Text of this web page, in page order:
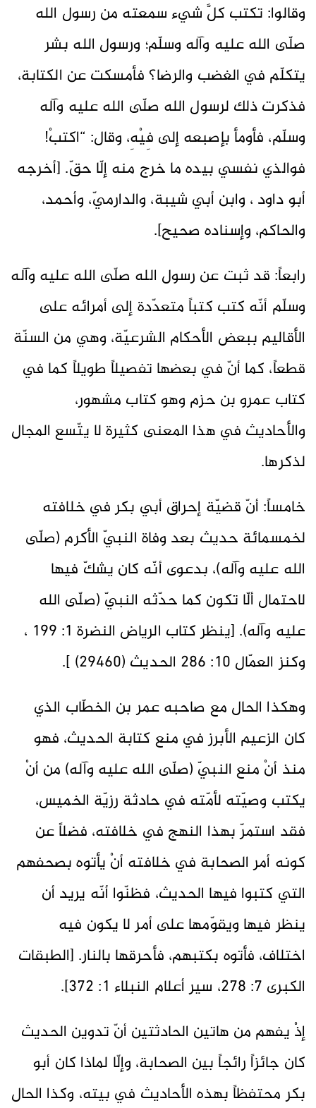
وقالوا: تكتب كلَّ شيء سمعته من رسول الله
صلّى الله عليه وآله وسلّم؛ ورسول الله بشر
يتكلّم في الغضب والرضا؟ فأمسكت عن الكتابة،
فذكرت ذلك لرسول الله صلّى الله عليه وآله
وسلّم، فأومأ بإصبعه إلى فِيْهِ، وقال: “اكتبْ!
فوالذي نفسي بيده ما خرج منه إلّا حقّ. [أخرجه
أبو داود ، وابن أبي شيبة، والدارميّ، وأحمد،
والحاكم، وإسناده صحيح].
رابعاً: قد ثبت عن رسول الله صلّى الله عليه وآله
وسلّم أنّه كتب كتباً متعدّدة إلى أمرائه على
الأقاليم ببعض الأحكام الشرعيّة، وهي من السنّة
قطعاً، كما أنّ في بعضها تفصيلاً طويلاً كما في
كتاب عمرو بن حزم وهو كتاب مشهور،
والأحاديث في هذا المعنى كثيرة لا يتّسع المجال
لذكرها.
خامساً: أنّ قضيّة إحراق أبي بكر في خلافته
لخمسمائة حديث بعد وفاة النبيّ الأكرم (صلّى
الله عليه وآله)، بدعوى أنّه كان يشكّ فيها
لاحتمال ألّا تكون كما حدّثه النبيّ (صلّى الله
عليه وآله). [ينظر كتاب الرياض النضرة 1: 199 ،
وكنز العمّال 10: 286 الحديث (29460) ].
وهكذا الحال مع صاحبه عمر بن الخطّاب الذي
كان الزعيم الأبرز في منع كتابة الحديث، فهو
منذ أنْ منع النبيّ (صلّى الله عليه وآله) من أنْ
يكتب وصيّته لأمّته في حادثة رزيّة الخميس،
فقد استمرّ بهذا النهج في خلافته، فضلاً عن
كونه أمر الصحابة في خلافته أنْ يأتوه بصحفهم
التي كتبوا فيها الحديث، فظنّوا أنّه يريد أن
ينظر فيها ويقوّمها على أمر لا يكون فيه
اختلاف، فأتوه بكتبهم، فأحرقها بالنار. [الطبقات
الكبرى ٧: ٢٧٨، سير أعلام النبلاء ١: ٣٧٢].
إذْ يفهم من هاتين الحادثتين أنّ تدوين الحديث
كان جائزاً رائجاً بين الصحابة، وإلّا لماذا كان أبو
بكر محتفظاً بهذه الأحاديث في بيته، وكذا الحال